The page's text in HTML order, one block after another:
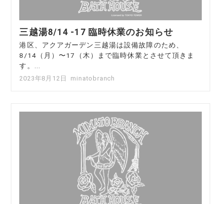
三越湯8/14 -17 臨時休業のお知らせ
港区、アクアガーデン三越湯は設備故障のため、
8/14（月）〜17（木）まで臨時休業とさせて頂きま
す。...
2023年8月12日 minatobranch